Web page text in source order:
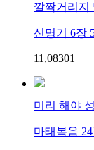
깔짝거리지
신명기 6장
11,08301
미리 해야
마태복음